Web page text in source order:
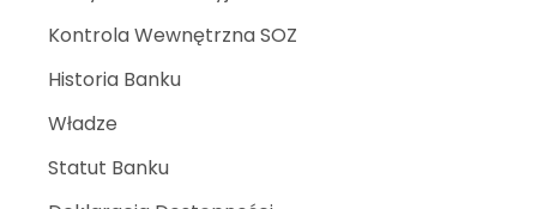
Kontrola Wewnętrzna SOZ
Historia Banku
Władze
Statut Banku